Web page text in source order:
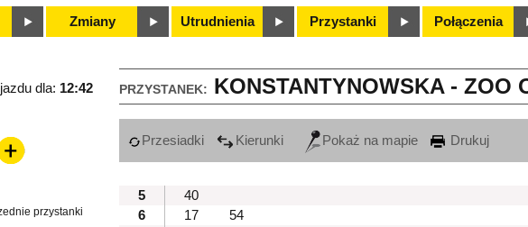
Zmiany Utrudnienia Przystanki Połączenia
PRZYSTANEK: KONSTANTYNOWSKA - ZOO
dla: 12:42
Przesiadki Kierunki Pokaż na mapie Drukuj
5
40
6
17
54
przystanki